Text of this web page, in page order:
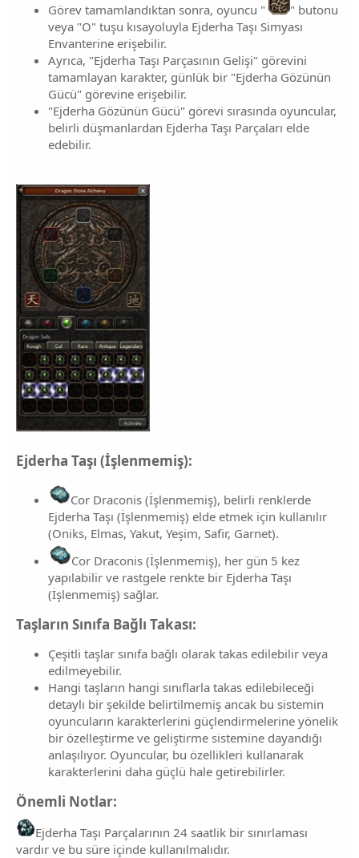
Görev tamamlandıktan sonra, oyuncu "
" butonu
veya "O" tuşu kısayoluyla Ejderha Taşı Simyası
Envanterine erişebilir.
Ayrıca, "Ejderha Taşı Parçasının Gelişi" görevini
tamamlayan karakter, günlük bir "Ejderha Gözünün
Gücü" görevine erişebilir.
"Ejderha Gözünün Gücü" görevi sırasında oyuncular,
belirli düşmanlardan Ejderha Taşı Parçaları elde
edebilir.
Ejderha Taşı (İşlenmemiş):
Cor Draconis (İşlenmemiş), belirli renklerde
Ejderha Taşı (İşlenmemiş) elde etmek için kullanılır
(Oniks, Elmas, Yakut, Yeşim, Safir, Garnet).
Cor Draconis (İşlenmemiş), her gün 5 kez
yapılabilir ve rastgele renkte bir Ejderha Taşı
(İşlenmemiş) sağlar.
Taşların Sınıfa Bağlı Takası:
Çeşitli taşlar sınıfa bağlı olarak takas edilebilir veya
edilmeyebilir.
Hangi taşların hangi sınıflarla takas edilebileceği
detaylı bir şekilde belirtilmemiş ancak bu sistemin
oyuncuların karakterlerini güçlendirmelerine yönelik
bir özelleştirme ve geliştirme sistemine dayandığı
anlaşılıyor. Oyuncular, bu özellikleri kullanarak
karakterlerini daha güçlü hale getirebilirler.
Önemli Notlar:
Ejderha Taşı Parçalarının 24 saatlik bir sınırlaması
vardır ve bu süre içinde kullanılmalıdır.